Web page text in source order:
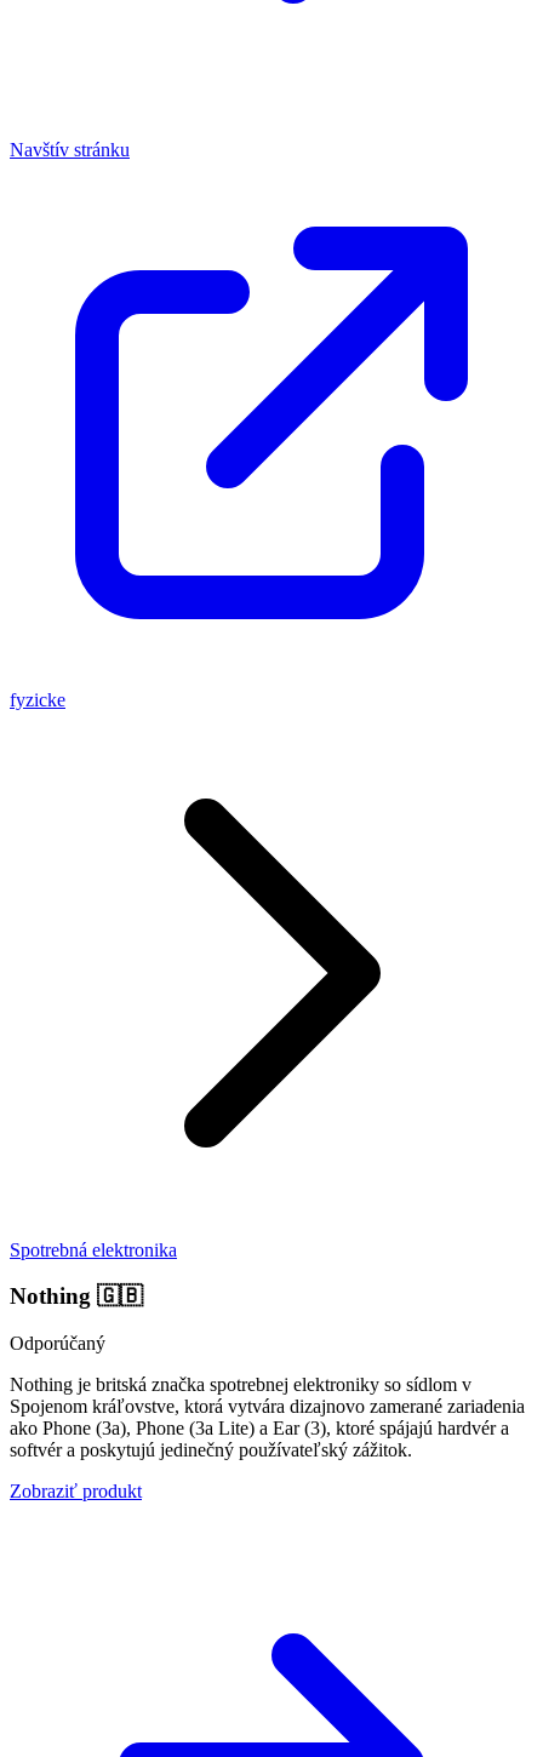
Navštív stránku
fyzicke
Spotrebná elektronika
Nothing 🇬🇧
Odporúčaný
Nothing je britská značka spotrebnej elektroniky so sídlom v
Spojenom kráľovstve, ktorá vytvára dizajnovo zamerané zariadenia
ako Phone (3a), Phone (3a Lite) a Ear (3), ktoré spájajú hardvér a
softvér a poskytujú jedinečný používateľský zážitok.
Zobraziť produkt